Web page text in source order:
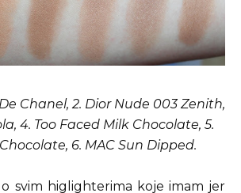
Chanel, 2. Dior Nude 003 Zenith,
4. Too Faced Milk Chocolate, 5.
6. MAC Sun Dipped.
svim higlighterima koje imam jer